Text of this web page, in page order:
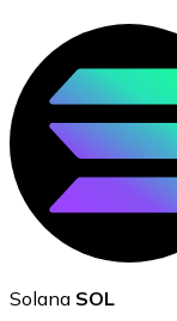
Ethereum
Solana SOL